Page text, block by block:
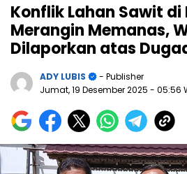
Konflik Lahan Sawit di
Merangin Memanas,
Dilaporkan atas
ADY LUBIS
- Publisher
Jumat, 19 Desember 2025 - 05:56